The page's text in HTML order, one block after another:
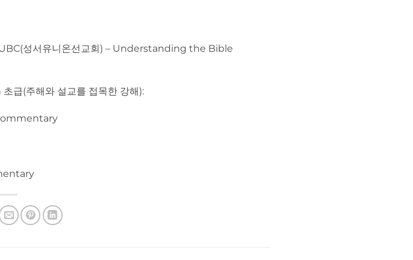
성서유니온선교회) – Understanding the Bible
급(주해와 설교를 접목한 강해):